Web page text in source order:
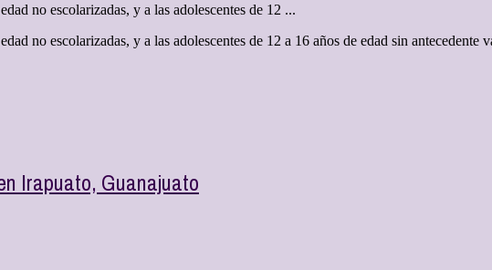
no escolarizadas, y a las adolescentes de 12 ...
no escolarizadas, y a las adolescentes de 12 a 16 años de edad sin
Irapuato, Guanajuato